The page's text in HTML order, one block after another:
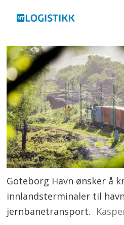
Göteborg Havn ønsker å
innlandsterminaler til
jernbanetransport.